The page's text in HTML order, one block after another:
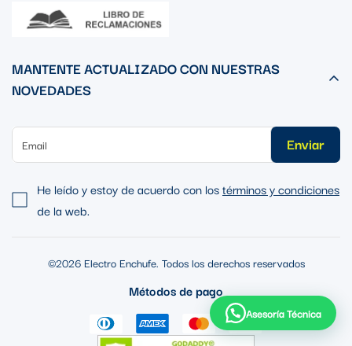
MANTENTE ACTUALIZADO CON NUESTRAS
NOVEDADES
Enviar
He leído y estoy de acuerdo con lostérminos y condiciones
de la web.
©2026 Electro Enchufe. Todos los derechos reservados
Métodos de pago
Asesoría Técnica